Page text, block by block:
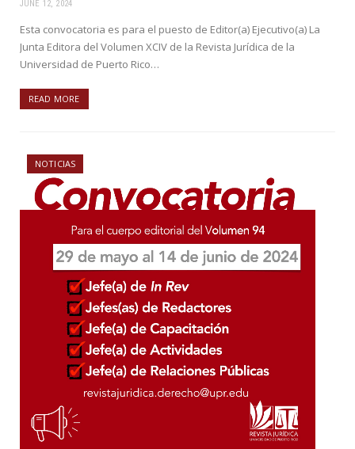
JUNE 12, 2024
Esta convocatoria es para el puesto de Editor(a) Ejecutivo(a) La
Junta Editora del Volumen XCIV de la Revista Jurídica de la
Universidad de Puerto Rico…
READ MORE
NOTICIAS